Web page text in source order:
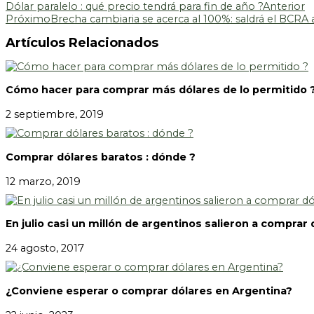
Dólar paralelo : qué precio tendrá para fin de año ?Anterior
PróximoBrecha cambiaria se acerca al 100%: saldrá el BCRA
Artículos Relacionados
Cómo hacer para comprar más dólares de lo permitido
2 septiembre, 2019
Comprar dólares baratos : dónde ?
12 marzo, 2019
En julio casi un millón de argentinos salieron a comprar
24 agosto, 2017
¿Conviene esperar o comprar dólares en Argentina?